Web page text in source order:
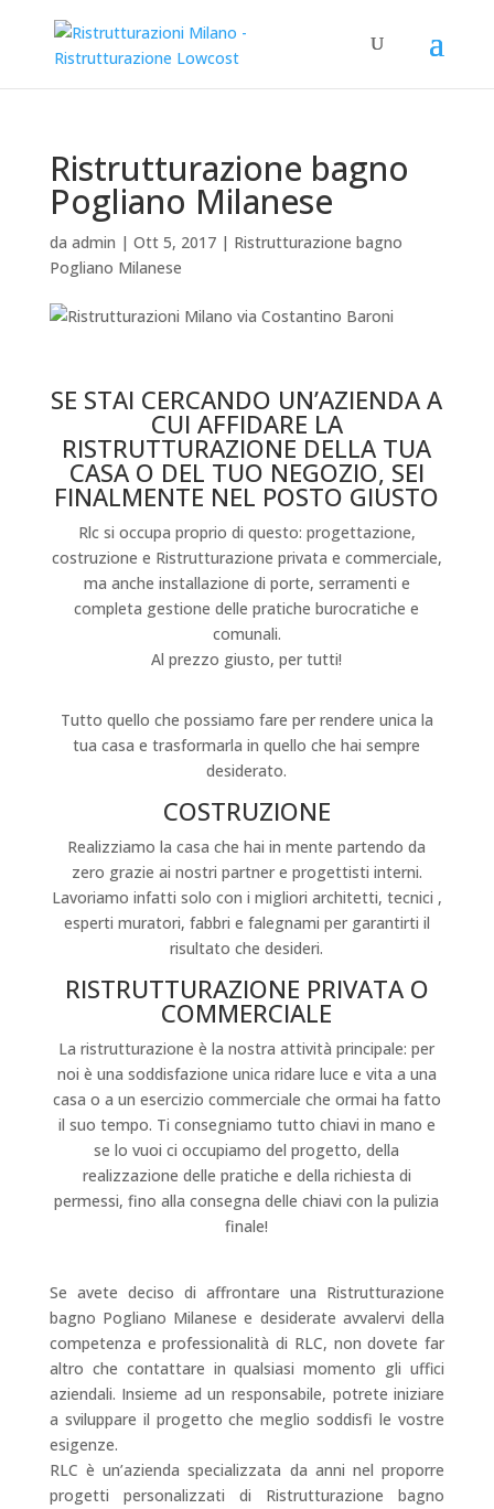
Ristrutturazione bagno
Pogliano Milanese
da admin | Ott 5, 2017| Ristrutturazione bagno
Pogliano Milanese
SE STAI CERCANDO UN’AZIENDA A
CUI AFFIDARE LA
RISTRUTTURAZIONE DELLA TUA
CASA O DEL TUO NEGOZIO, SEI
FINALMENTE NEL POSTO GIUSTO
Rlc si occupa proprio di questo: progettazione,
costruzione e Ristrutturazione privata e commerciale,
ma anche installazione di porte, serramenti e
completa gestione delle pratiche burocratiche e
comunali.
Al prezzo giusto, per tutti!
Tutto quello che possiamo fare per rendere unica la
tua casa e trasformarla in quello che hai sempre
desiderato.
COSTRUZIONE
Realizziamo la casa che hai in mente partendo da
zero grazie ai nostri partner e progettisti interni.
Lavoriamo infatti solo con i migliori architetti, tecnici ,
esperti muratori, fabbri e falegnami per garantirti il
risultato che desideri.
RISTRUTTURAZIONE PRIVATA O
COMMERCIALE
La ristrutturazione è la nostra attività principale: per
noi è una soddisfazione unica ridare luce e vita a una
casa o a un esercizio commerciale che ormai ha fatto
il suo tempo. Ti consegniamo tutto chiavi in mano e
se lo vuoi ci occupiamo del progetto, della
realizzazione delle pratiche e della richiesta di
permessi, fino alla consegna delle chiavi con la pulizia
finale!
Se avete deciso di affrontare una Ristrutturazione
bagno Pogliano Milanese e desiderate avvalervi della
competenza e professionalità di RLC, non dovete far
altro che contattare in qualsiasi momento gli uffici
aziendali. Insieme ad un responsabile, potrete iniziare
a sviluppare il progetto che meglio soddisfi le vostre
esigenze.
RLC è un’azienda specializzata da anni nel proporre
progetti personalizzati di Ristrutturazione bagno